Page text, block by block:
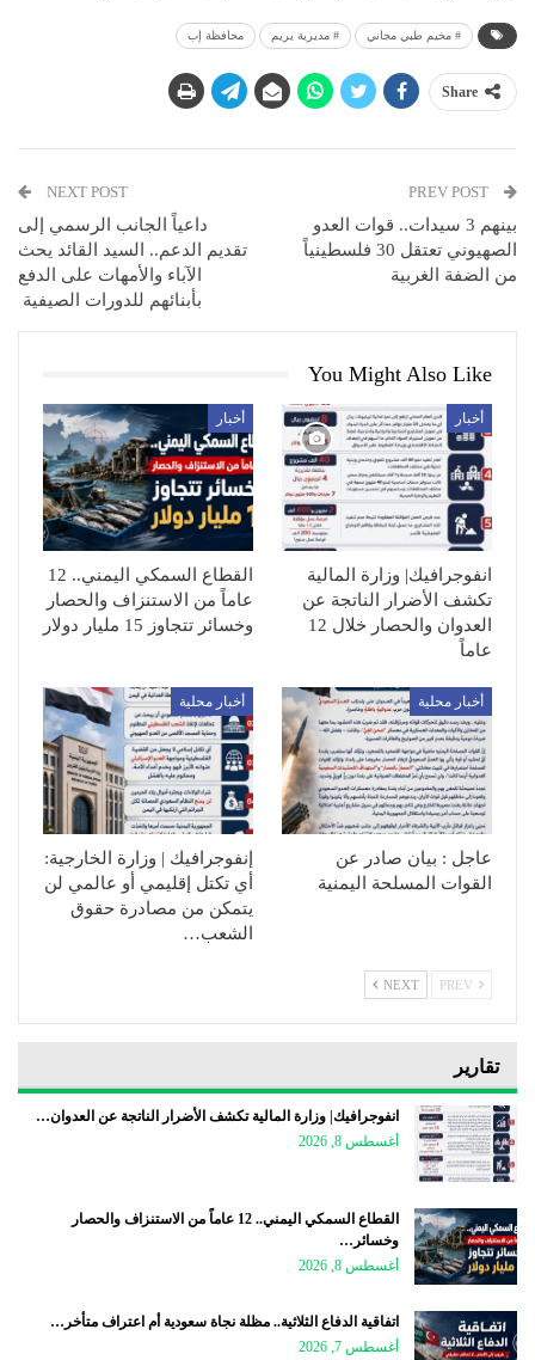
# مخيم طبي مجاني # مديرية يريم محافظة إب
Share
بينهم 3 سيدات.. قوات العدو
الصهيوني تعتقل 30 فلسطينياً
من الضفة الغربية
NEXT POST
داعياً الجانب الرسمي إلى
تقديم الدعم.. السيد القائد يحث
الآباء والأمهات على الدفع
بأبنائهم للدورات الصيفية
You Might Also Like
أخبار
انفوجرافيك| وزارة المالية
تكشف الأضرار الناتجة عن
العدوان والحصار خلال 12
عاماً
أخبار
القطاع السمكي اليمني.. 12
عاماً من الاستنزاف والحصار
وخسائر تتجاوز 15 مليار دولار
أخبار محلية
عاجل : بيان صادر عن
القوات المسلحة اليمنية
أخبار محلية
إنفوجرافيك | وزارة الخارجية:
أي تكتل إقليمي أو عالمي لن
يتمكن من مصادرة حقوق
الشعب…
NEXT
تقارير
انفوجرافيك| وزارة المالية تكشف الأضرار الناتجة عن العدوان…
أغسطس 8, 2026
القطاع السمكي اليمني.. 12 عاماً من الاستنزاف والحصار
وخسائر…
أغسطس 8, 2026
اتفاقية الدفاع الثلاثية.. مظلة نجاة سعودية أم اعتراف متأخر…
أغسطس 7, 2026